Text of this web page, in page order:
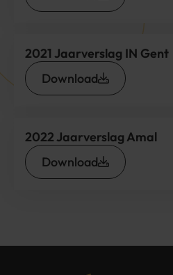
2021 Jaarverslag IN Gent
Download
2022 Jaarverslag Amal
Download